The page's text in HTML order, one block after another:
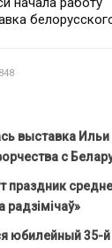
выставка Ильи
с
праздник
радзімічаў»
юбилейный 35-й